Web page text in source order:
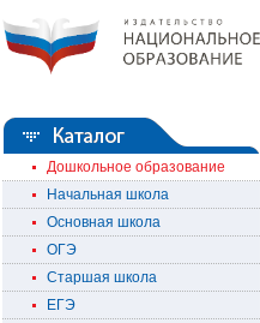
Дошкольное образование
Начальная школа
Основная школа
ОГЭ
Старшая школа
ЕГЭ